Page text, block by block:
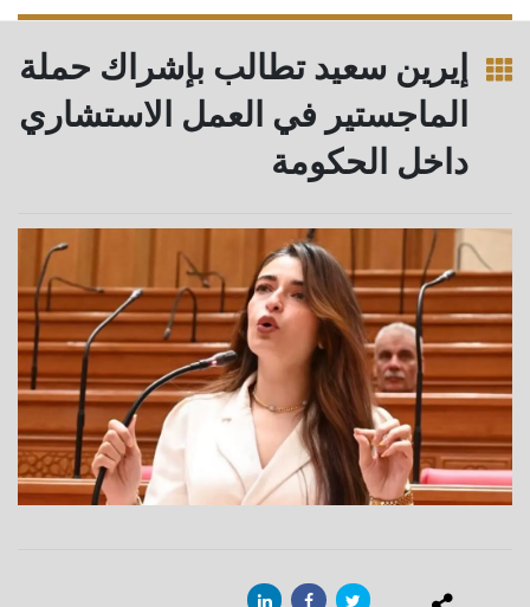
إيرين سعيد تطالب بإشراك حملة
الماجستير في العمل الاستشاري
داخل الحكومة